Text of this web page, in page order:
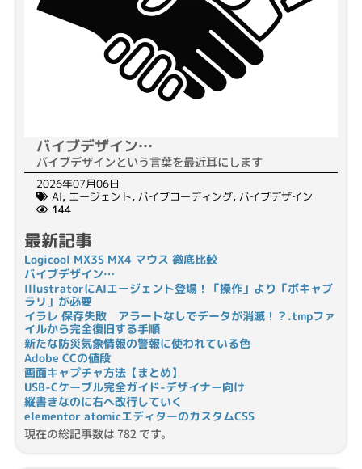
バイブデザイン…
バイブデザインという言葉を最近耳にします
2026年07月06日
AI, エージェント, バイブコーディング, バイブデザイン
144
最新記事
Logicool MX3S MX4 マウス 徹底比較
バイブデザイン…
IllustratorにAIエージェント登場！「操作」より「ボキャブ
ラリ」が必要
イラレ 保存失敗 アラートなしでデータが消滅！？.tmpファ
イルから完全復旧する手順
新たな防災気象情報の警報に使われている色
Adobe CCの値段
画面キャプチャ方法【まとめ】
USB-Cケーブル完全ガイド-デザイナー向け
縦書きなのに右へ改行していく
elementor atomicエディターのカスタムCSS
現在の総記事数は 782 です。